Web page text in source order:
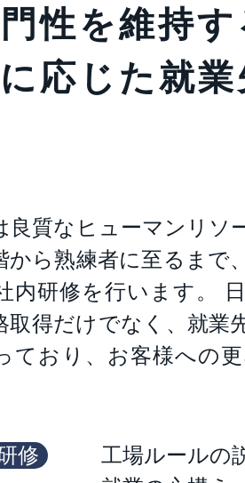
性を維持
応じた就
良質なヒューマンリソ
から熟練者に至るまで
内研修を行います。
取得だけでなく、就
ており、お客様への
修
工場ルールの